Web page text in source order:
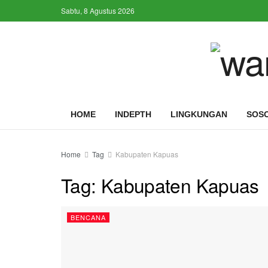
Sabtu, 8 Agustus 2026
HOME INDEPTH LINGKUNGAN
Home Tag Kabupaten Kapuas
Tag: Kabupaten Kapuas
BENCANA